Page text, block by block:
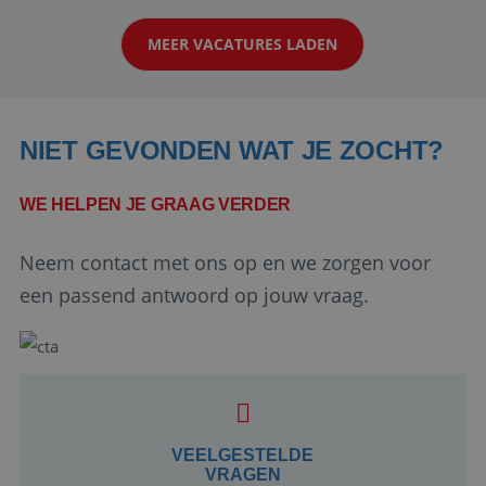
klanten te overtuigen om die droomreis te
boeken! ...
MEER VACATURES LADEN
NIET GEVONDEN WAT JE ZOCHT?
WE HELPEN JE GRAAG VERDER
Neem contact met ons op en we zorgen voor
een passend antwoord op jouw vraag.
VEELGESTELDE
VRAGEN
Google Privacy Policy